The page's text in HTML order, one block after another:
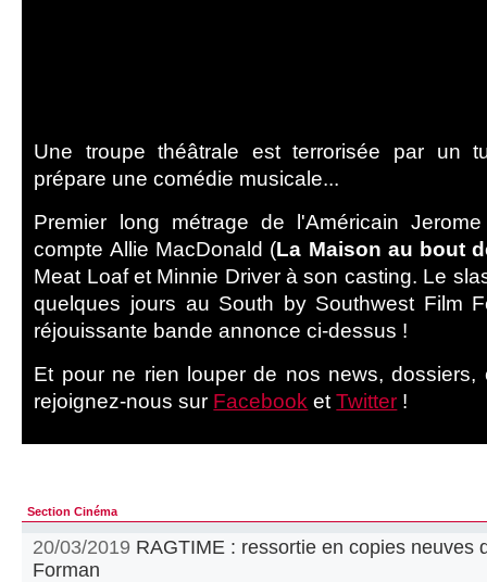
Une troupe théâtrale est terrorisée par un
prépare une comédie musicale...
Premier long métrage de l'Américain
compte Allie MacDonald (La Maison au bout
Meat Loaf et Minnie Driver à son casting. Le
quelques jours au South by Southwest Film
réjouissante bande annonce ci-dessus !
Et pour ne rien louper de nos news, dossiers,
rejoignez-nous sur Facebook etTwitter !
Section Cinéma
20/03/2019 RAGTIME : ressortie en copies neuves
Forman